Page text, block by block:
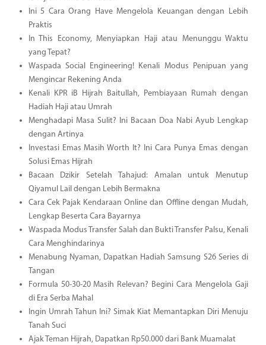
Ini 5 Cara Orang Have Mengelola Keuangan dengan Lebih
Praktis
In This Economy, Menyiapkan Haji atau Menunggu Waktu
yang Tepat?
Waspada Social Engineering! Kenali Modus Penipuan yang
Mengincar Rekening Anda
Kenali KPR iB Hijrah Baitullah, Pembiayaan Rumah dengan
Hadiah Haji atau Umrah
Menghadapi Masa Sulit? Ini Bacaan Doa Nabi Ayub Lengkap
dengan Artinya
Investasi Emas Masih Worth It? Ini Cara Punya Emas dengan
Solusi Emas Hijrah
Bacaan Dzikir Setelah Tahajud: Amalan untuk Menutup
Qiyamul Lail dengan Lebih Bermakna
Cara Cek Pajak Kendaraan Online dan Offline dengan Mudah,
Lengkap Beserta Cara Bayarnya
Waspada Modus Transfer Salah dan Bukti Transfer Palsu, Kenali
Cara Menghindarinya
Menabung Nyaman, Dapatkan Hadiah Samsung S26 Series di
Tangan
Formula 50-30-20 Masih Relevan? Begini Cara Mengelola Gaji
di Era Serba Mahal
Ingin Umrah Tahun Ini? Simak Kiat Memantapkan Diri Menuju
Tanah Suci
Ajak Teman Hijrah, Dapatkan Rp50.000 dari Bank Muamalat